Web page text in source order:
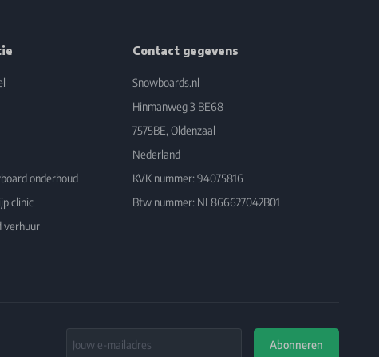
onderhoud
clinic
verhuur
Contact gegevens
Snowboards.nl
Hinmanweg 3 BE68
7575BE, Oldenzaal
Nederland
KVK nummer: 94075816
Btw nummer: NL866627042B01
Email Address Abonneren